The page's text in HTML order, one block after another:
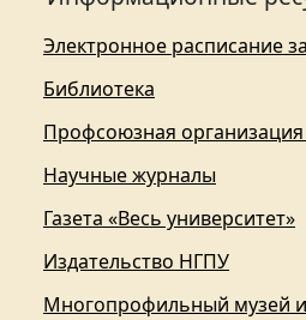
Электронное расписание
Библиотека
Профсоюзная
Научные журналы
Газета «Весь университет»
Издательство НГПУ
Многопрофильный музей